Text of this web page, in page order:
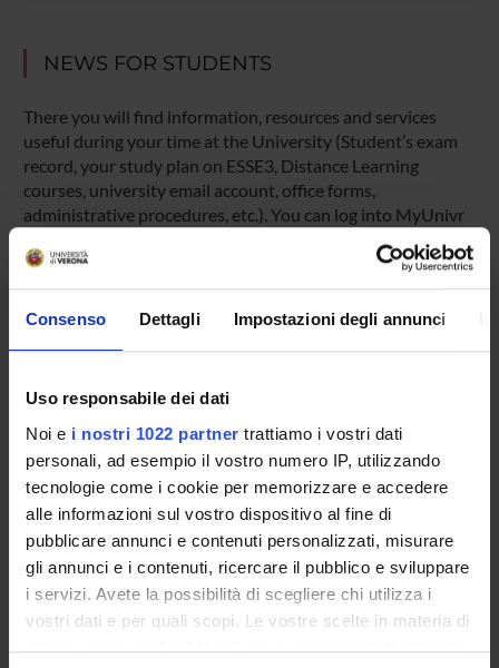
Consenso Dettagli Impostazioni degli annunci
Uso responsabile dei dati
Noi e i nostri 1022 partner trattiamo i vostri dati
personali, ad esempio il vostro numero IP, utilizzando
tecnologie come i cookie per memorizzare e accedere
alle informazioni sul vostro dispositivo al fine di
pubblicare annunci e contenuti personalizzati, misurare
gli annunci e i contenuti, ricercare il pubblico e sviluppare
i servizi. Avete la possibilità di scegliere chi utilizza i
vostri dati e per quali scopi. Le vostre scelte in materia di
privacy sono applicabili solo su questa proprietà digitale
NEWS FOR STUDENTS
There you will find information, resources and services
useful during your time at the University (Student’s exam
record, your study plan on ESSE3, Distance Learning
courses, university email account, office forms,
administrative procedures, etc.). You can log into MyUnivr
with your GIA login details: only in this way will you be able
to receive notification of all the notices from your teachers
and your secretariat via email and also via the Univr app.
MYUNIVR
Enrolment Policy
Courses
Academic Calendar
Lesson timetable
Degree Programme
Exam calendar
Notices